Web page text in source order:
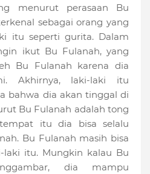
menurut perasaan Bu
sebagai orang yang
itu seperti gurita. Dalam
ikut Bu Fulanah, yang
Bu Fulanah karena dia
Akhirnya, laki-laki itu
bahwa dia akan tinggal di
Bu Fulanah adalah tong
itu dia bisa selalu
Bu Fulanah masih bisa
itu. Mungkin kalau Bu
dia mampu